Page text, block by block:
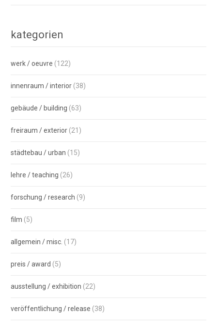
kategorien
werk / oeuvre (122)
innenraum / interior (38)
gebäude / building (63)
freiraum / exterior (21)
städtebau / urban (15)
lehre / teaching (26)
forschung / research (9)
film (5)
allgemein / misc. (17)
preis / award (5)
ausstellung / exhibition (22)
veröffentlichung / release (38)